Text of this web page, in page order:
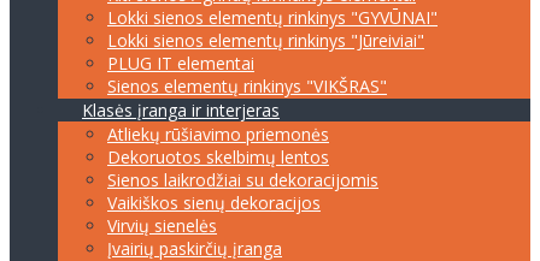
Lokki sienos elementų rinkinys "GYVŪNAI"
Lokki sienos elementų rinkinys "Jūreiviai"
PLUG IT elementai
Sienos elementų rinkinys "VIKŠRAS"
Klasės įranga ir interjeras
Atliekų rūšiavimo priemonės
Dekoruotos skelbimų lentos
Sienos laikrodžiai su dekoracijomis
Vaikiškos sienų dekoracijos
Virvių sienelės
Įvairių paskirčių įranga